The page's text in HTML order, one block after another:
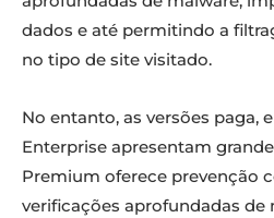
dados e até permitindo a
no tipo de site visitado.
No entanto, as versões paga,
Enterprise apresentam
Premium oferece prevenção
verificações aprofundadas de